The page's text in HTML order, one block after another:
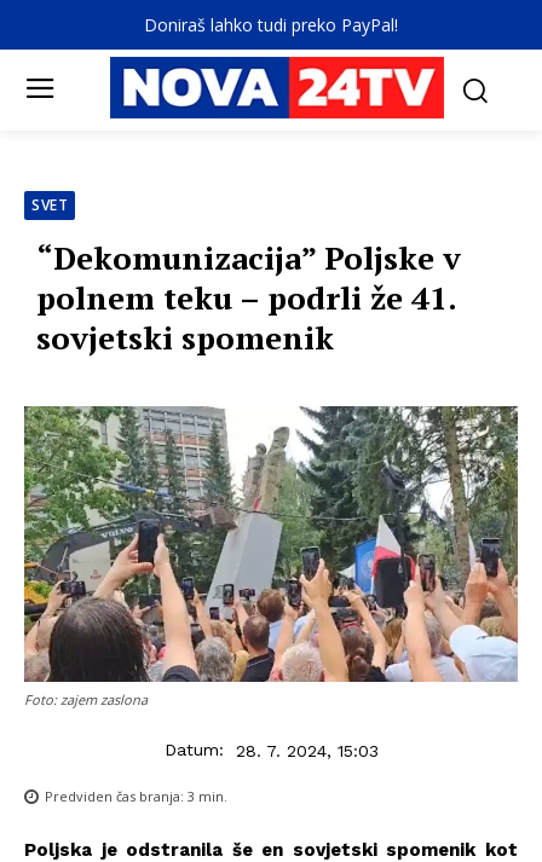
Doniraš lahko tudi preko PayPal!
SVET
“Dekomunizacija” Poljske v
polnem teku – podrli že 41.
sovjetski spomenik
Foto: zajem zaslona
Datum: 28. 7. 2024, 15:03
Predviden čas branja: 3 min.
Poljska je odstranila še en sovjetski spomenik kot